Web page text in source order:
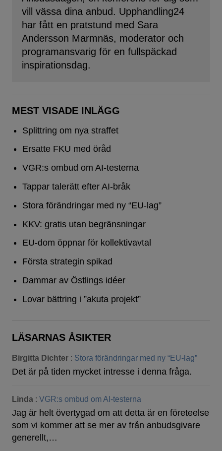
vill vässa dina anbud. Upphandling24
har fått en pratstund med Sara
Andersson Marmnäs, moderator och
programansvarig för en fullspäckad
inspirationsdag.
MEST VISADE INLÄGG
Splittring om nya straffet
Ersatte FKU med öråd
VGR:s ombud om AI-testerna
Tappar talerätt efter AI-bråk
Stora förändringar med ny “EU-lag”
KKV: gratis utan begränsningar
EU-dom öppnar för kollektivavtal
Första strategin spikad
Dammar av Östlings idéer
Lovar bättring i ”akuta projekt”
LÄSARNAS ÅSIKTER
Birgitta Dichter : Stora förändringar med ny “EU-lag”
Det är på tiden mycket intresse i denna fråga.
Linda : VGR:s ombud om AI-testerna
Jag är helt övertygad om att detta är en företeelse
som vi kommer att se mer av från anbudsgivare
generellt,…